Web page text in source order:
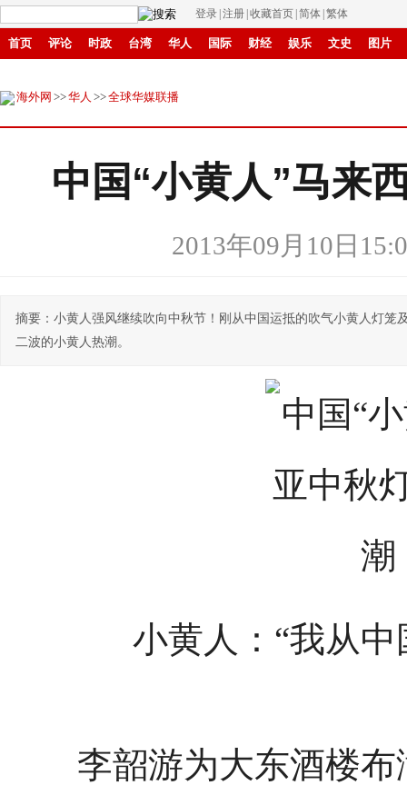
登录 注册 收藏首页 简体 繁体
首页 评论 时政 台湾 华人 国际 财经 娱乐 文史 图片
海外网 >>华人 >>全球华媒联播
中国“小黄人”马来
2013年09月10日
摘要：小黄人强风继续吹向中秋节！刚从中国运抵的吹气小黄人灯
二波的小黄人热潮。
小黄人：“我从中
李韶游为大东酒楼布